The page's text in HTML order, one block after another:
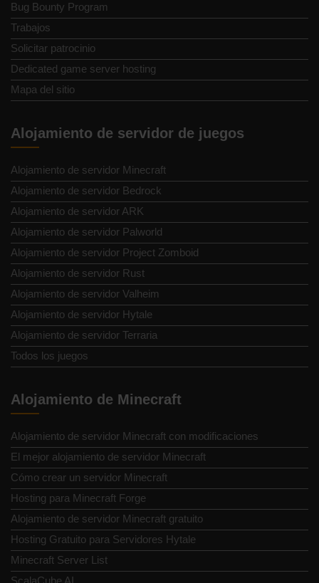
Bug Bounty Program
Trabajos
Solicitar patrocinio
Dedicated game server hosting
Mapa del sitio
Alojamiento de servidor de juegos
Alojamiento de servidor Minecraft
Alojamiento de servidor Bedrock
Alojamiento de servidor ARK
Alojamiento de servidor Palworld
Alojamiento de servidor Project Zomboid
Alojamiento de servidor Rust
Alojamiento de servidor Valheim
Alojamiento de servidor Hytale
Alojamiento de servidor Terraria
Todos los juegos
Alojamiento de Minecraft
Alojamiento de servidor Minecraft con modificaciones
El mejor alojamiento de servidor Minecraft
Cómo crear un servidor Minecraft
Hosting para Minecraft Forge
Alojamiento de servidor Minecraft gratuito
Hosting Gratuito para Servidores Hytale
Minecraft Server List